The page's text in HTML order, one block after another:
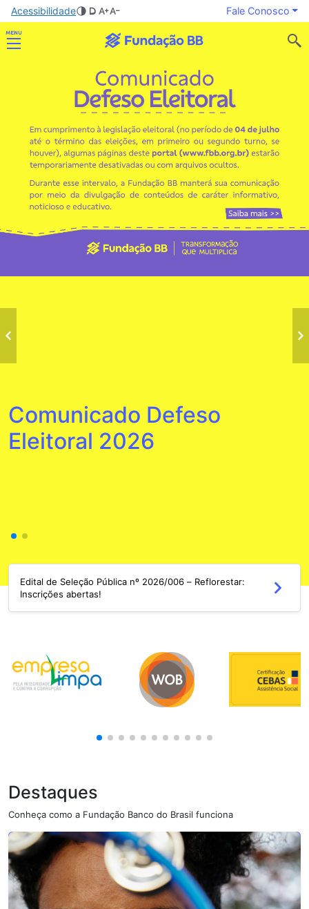
Acessibilidade Fale Conosco
Comunicado Defeso
Eleitoral 2026
Edital de Seleção Pública nº 2026/006 – Reflorestar:
Inscrições abertas!
Destaques
Conheça como a Fundação Banco do Brasil funciona